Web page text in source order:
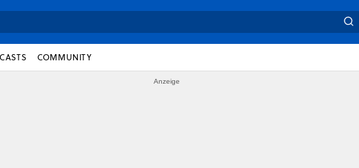
COMMUNITY